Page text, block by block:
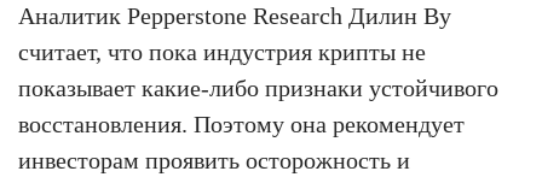
Аналитик Pepperstone Research Дилин Ву
считает, что пока индустрия крипты не
показывает какие-либо признаки устойчивого
восстановления. Поэтому она рекомендует
инвесторам проявить осторожность и